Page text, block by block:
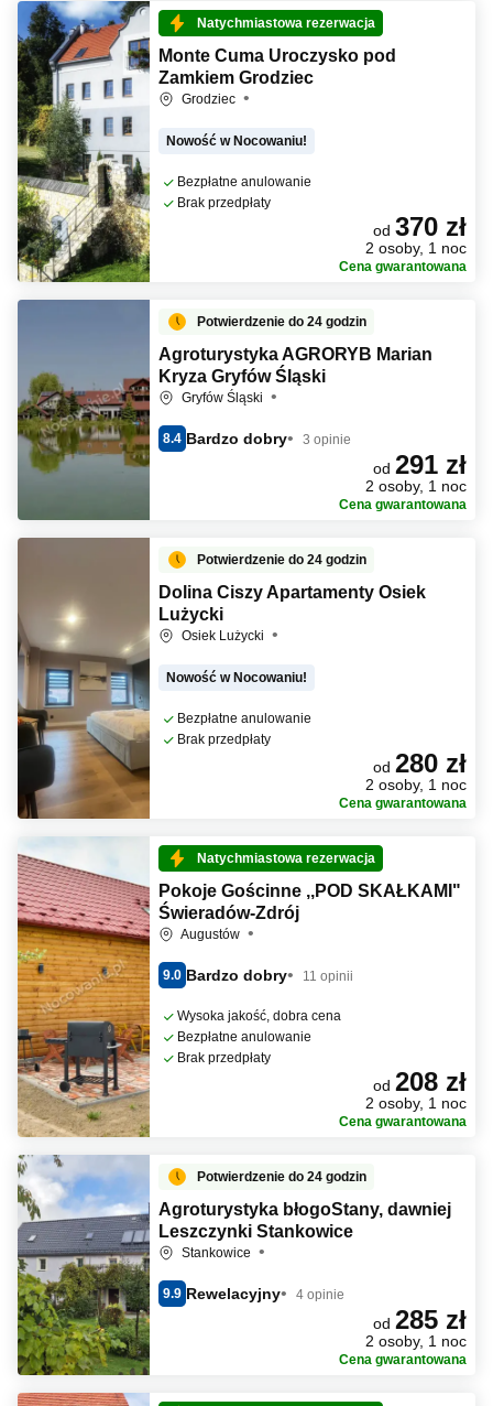
Natychmiastowa rezerwacja
Monte Cuma Uroczysko pod
Zamkiem Grodziec
Grodziec
Nowość w Nocowaniu!
Bezpłatne anulowanie
Brak przedpłaty
od 370 zł
2 osoby, 1 noc
Cena gwarantowana
Potwierdzenie do 24 godzin
Agroturystyka AGRORYB Marian
Kryza Gryfów Śląski
Gryfów Śląski
8.4 Bardzo dobry 3 opinie
od 291 zł
2 osoby, 1 noc
Cena gwarantowana
Potwierdzenie do 24 godzin
Dolina Ciszy Apartamenty Osiek
Lużycki
Osiek Lużycki
Nowość w Nocowaniu!
Bezpłatne anulowanie
Brak przedpłaty
od 280 zł
2 osoby, 1 noc
Cena gwarantowana
Natychmiastowa rezerwacja
Pokoje Gościnne ,,POD SKAŁKAMI"
Świeradów-Zdrój
Augustów
9.0 Bardzo dobry 11 opinii
Wysoka jakość, dobra cena
Bezpłatne anulowanie
Brak przedpłaty
od 208 zł
2 osoby, 1 noc
Cena gwarantowana
Potwierdzenie do 24 godzin
Agroturystyka błogoStany, dawniej
Leszczynki Stankowice
Stankowice
9.9 Rewelacyjny 4 opinie
od 285 zł
2 osoby, 1 noc
Cena gwarantowana